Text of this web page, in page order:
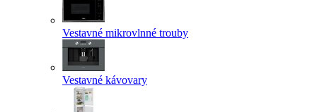
Vestavné mikrovlnné trouby
Vestavné kávovary